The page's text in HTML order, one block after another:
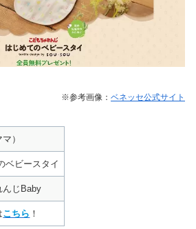
※参考画像： ベネッセ公式サイト
）
ベビースタイ
んじBaby
こちら ！